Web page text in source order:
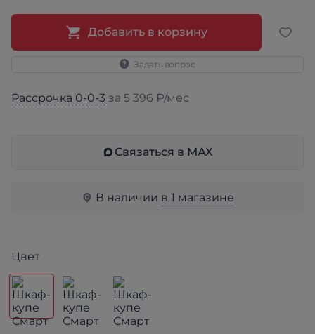
Добавить в корзину
Задать вопрос
Рассрочка 0-0-3 за 5 396 ₽/мес
Связаться в МАХ
В наличии в 1 магазине
Цвет